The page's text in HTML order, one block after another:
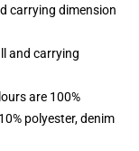
carrying dimension
and carrying
are 100%
polyester, denim